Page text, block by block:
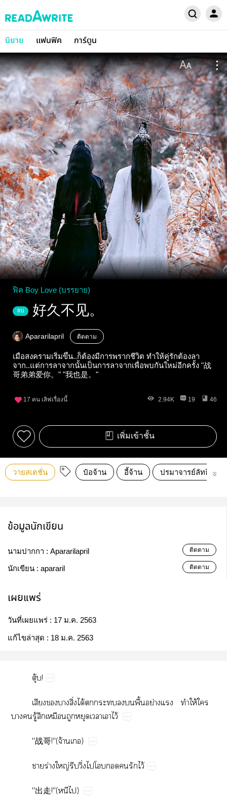
นิยาย แฟนฟิค การ์ตูน
ฟิค Boy Love (บรรยาย)
จบ 好久不见。
Apararilapril ติดตาม
เมื่อสงครามเริ่มขึ้น..ก็ต้องมีการพรากชีวิต ทำให้คู่รักต้องลา
จาก..แต่การลาจากนั้นเป็นการลาจากเพื่อพบกันใหม่อีกครั้ง "战
哥弟弟爱你。" "我也是。"
17 คน เลิฟเรื่องนี้ 2.94K 19 46
เพิ่มเข้าชั้น
วายสเตชั่น ป๋อจ้าน อี้จ้าน ปรมาจารย์ลัทธิมาร
ข้อมูลนักเขียน
นามปากกา : Apararilapril ติดตาม
นักเขียน : apararil ติดตาม
เผยแพร่
วันที่เผยแพร่ : 17 ม.ค. 2563
แก้ไขล่าสุด : 18 ม.ค. 2563
ุ้!
​​​ิ่​ได้​​​​​​ื้​ย่​ ​ ​ให้​​
​​ู้​​​​​​​ไว้
"战哥!"(​จ้​)
​ร่​ญ่​​ิ่​​​​​​ไว้
"出走!"(​​)